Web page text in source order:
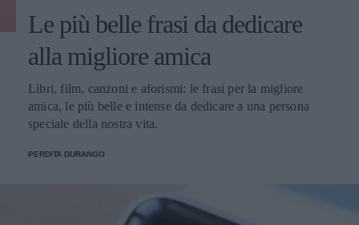
Le più belle frasi da dedicare
alla migliore amica
Libri, film, canzoni e aforismi: le frasi per la migliore
amica, le più belle e intense da dedicare a una persona
speciale della nostra vita.
PERDITA DURANGO